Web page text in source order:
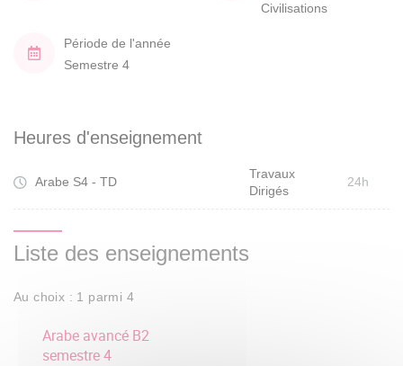
Civilisations
Période de l'année
Semestre 4
Heures d'enseignement
Arabe S4 - TD
Travaux
Dirigés
24h
Liste des enseignements
Au choix : 1 parmi 4
Arabe avancé B2
semestre 4